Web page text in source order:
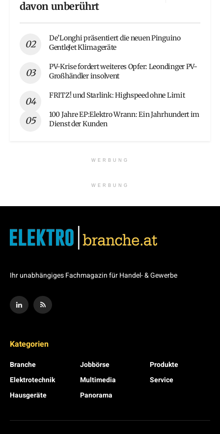
davon unberührt
De’Longhi präsentiert die neuen Pinguino
GentleJet Klimageräte
PV-Krise fordert weiteres Opfer: Leondinger PV-
Großhändler insolvent
FRITZ! und Starlink: Highspeed ohne Limit
100 Jahre EP:Elektro Wrann: Ein Jahrhundert im
Dienst der Kunden
WERBUNG
WERBUNG
Ihr unabhängiges Fachmagazin für Handel- & Gewerbe
Kategorien
Branche
Elektrotechnik
Hausgeräte
Jobbörse
Multimedia
Panorama
Produkte
Service